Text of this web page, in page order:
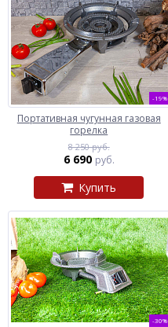
-19%
Портативная чугунная газовая
горелка
8 250 руб.
6 690 руб.
Купить
-30%